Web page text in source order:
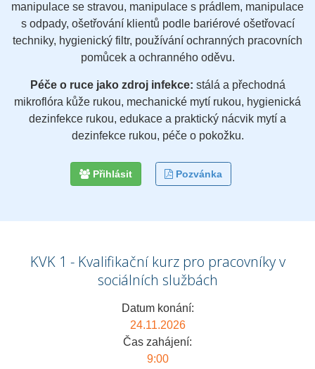
manipulace se stravou, manipulace s prádlem, manipulace
s odpady, ošetřování klientů podle bariérové ošetřovací
techniky, hygienický filtr, používání ochranných pracovních
pomůcek a ochranného oděvu.
Péče o ruce jako zdroj infekce: stálá a přechodná
mikroflóra kůže rukou, mechanické mytí rukou, hygienická
dezinfekce rukou, edukace a praktický nácvik mytí a
dezinfekce rukou, péče o pokožku.
Přihlásit Pozvánka
KVK 1 - Kvalifikační kurz pro pracovníky v
sociálních službách
Datum konání:
24.11.2026
Čas zahájení:
9:00